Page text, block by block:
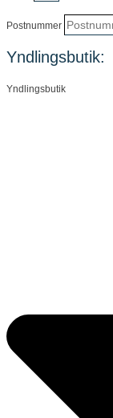
Postnummer
Yndlingsbutik:
Yndlingsbutik